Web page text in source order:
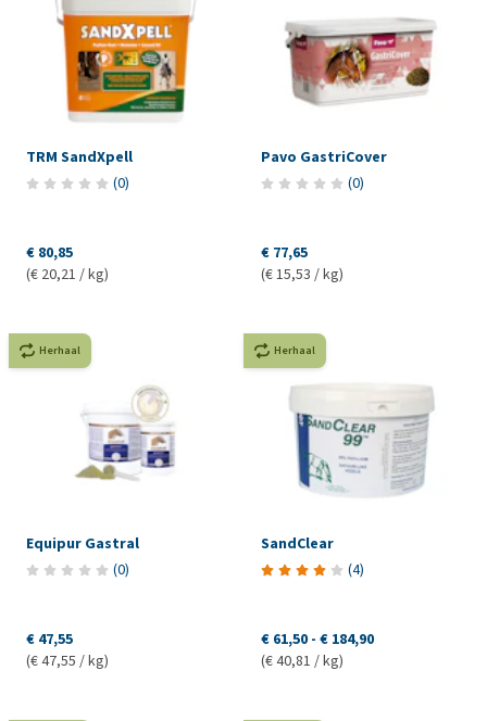
TRM SandXpell
(0)
€ 80,85
(€ 20,21 / kg)
Pavo GastriCover
(0)
€ 77,65
(€ 15,53 / kg)
Herhaal
Equipur Gastral
(0)
€ 47,55
(€ 47,55 / kg)
Herhaal
SandClear
(4)
€ 61,50 - € 184,90
(€ 40,81 / kg)